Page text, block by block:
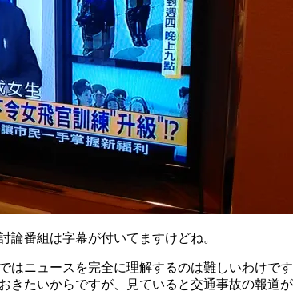
論番組は字幕が付いてますけどね。
はニュースを完全に理解するのは難しいわけ
きたいからですが、見ていると交通事故の報道が